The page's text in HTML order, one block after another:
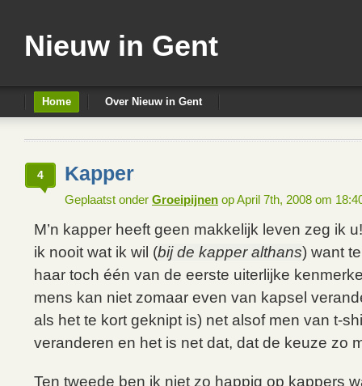
Nieuw in Gent
Home Over Nieuw in Gent
4 Kapper
Geplaatst onder Groeipijnen op April 7th, 2008 om
M’n kapper heeft geen makkelijk leven zeg ik
ik nooit wat ik wil (bij de kapper althans) want
haar toch één van de eerste uiterlijke
mens kan niet zomaar even van kapsel
als het te kort geknipt is) net alsof men van t-
veranderen en het is net dat, dat de keuze zo
Ten tweede ben ik niet zo happig op kappers